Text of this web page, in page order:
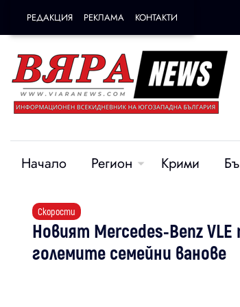
РЕДАКЦИЯ РЕКЛАМА КОНТАКТИ
Начало Регион Крими
Скорости
Новият Mercedes-Benz VLE
големите семейни ванове